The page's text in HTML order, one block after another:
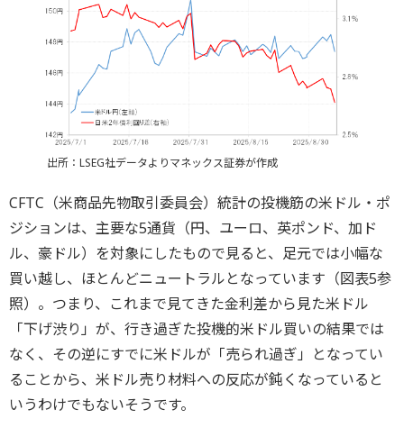
出所：LSEG社データよりマネックス証券が作成
CFTC（米商品先物取引委員会）統計の投機筋の米ドル・ポ
ジションは、主要な5通貨（円、ユーロ、英ポンド、加ド
ル、豪ドル）を対象にしたもので見ると、足元では小幅な
買い越し、ほとんどニュートラルとなっています（図表5参
照）。つまり、これまで見てきた金利差から見た米ドル
「下げ渋り」が、行き過ぎた投機的米ドル買いの結果では
なく、その逆にすでに米ドルが「売られ過ぎ」となってい
ることから、米ドル売り材料への反応が鈍くなっていると
いうわけでもないそうです。